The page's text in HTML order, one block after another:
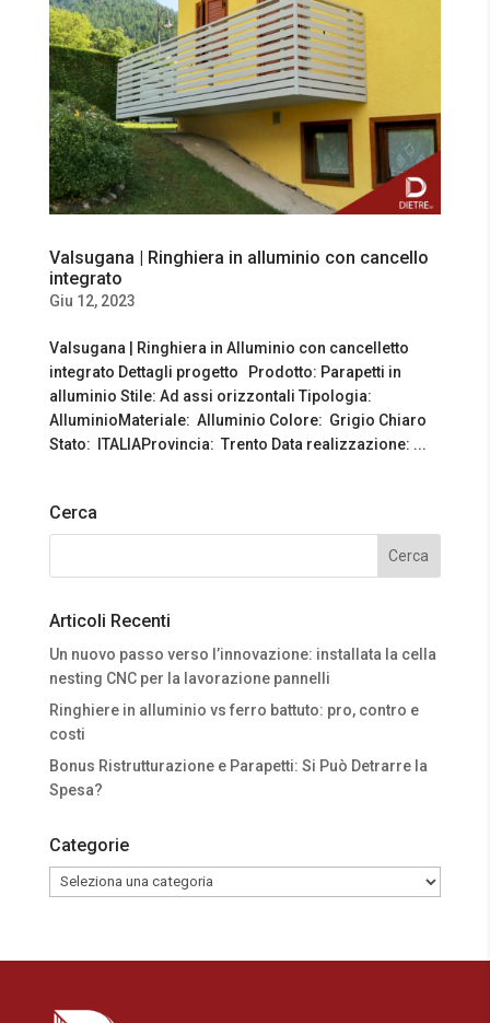
Valsugana | Ringhiera in alluminio con cancello
integrato
Giu 12, 2023
Valsugana | Ringhiera in Alluminio con cancelletto
integrato Dettagli progetto Prodotto: Parapetti in
alluminio Stile: Ad assi orizzontali Tipologia:
AlluminioMateriale: Alluminio Colore: Grigio Chiaro
Stato: ITALIAProvincia: Trento Data realizzazione: ...
Cerca
Articoli Recenti
Un nuovo passo verso l’innovazione: installata la cella
nesting CNC per la lavorazione pannelli
Ringhiere in alluminio vs ferro battuto: pro, contro e
costi
Bonus Ristrutturazione e Parapetti: Si Può Detrarre la
Spesa?
Categorie
Categorie